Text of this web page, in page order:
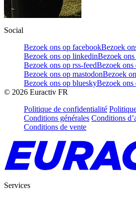
Social
Bezoek ons op facebookBezoek
Bezoek ons op linkedinBezoek
Bezoek ons op rss-feedBezoek ons
Bezoek ons op mastodonBezoek
Bezoek ons op blueskyBezoek ons
© 2026 Euractiv FR
Politique de confidentialité
Conditions générales Conditions
Conditions de vente
Services